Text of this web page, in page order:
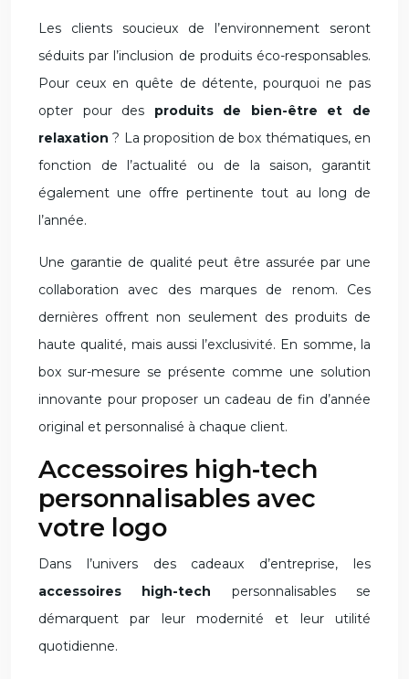
Les clients soucieux de l’environnement seront
séduits par l’inclusion de produits éco-responsables.
Pour ceux en quête de détente, pourquoi ne pas
opter pour des produits de bien-être et de
relaxation ? La proposition de box thématiques, en
fonction de l’actualité ou de la saison, garantit
également une offre pertinente tout au long de
l’année.
Une garantie de qualité peut être assurée par une
collaboration avec des marques de renom. Ces
dernières offrent non seulement des produits de
haute qualité, mais aussi l’exclusivité. En somme, la
box sur-mesure se présente comme une solution
innovante pour proposer un cadeau de fin d’année
original et personnalisé à chaque client.
Accessoires high-tech
personnalisables avec
votre logo
Dans l’univers des cadeaux d’entreprise, les
accessoires high-tech personnalisables se
démarquent par leur modernité et leur utilité
quotidienne.